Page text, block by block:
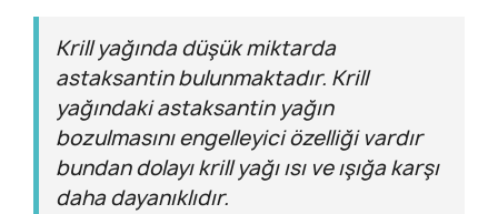
Krill yağında düşük miktarda
astaksantin bulunmaktadır. Krill
yağındaki astaksantin yağın
bozulmasını engelleyici özelliği vardır
bundan dolayı krill yağı ısı ve ışığa karşı
daha dayanıklıdır.